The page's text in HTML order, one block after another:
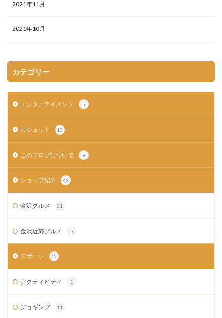
2021年11月
2021年10月
カテゴリー
エンターテイメント 5
ガジェット 10
このブログについて 9
ショップ紹介 42
金沢グルメ 31
金沢近郊グルメ 5
スポーツ 12
アクティビティ 1
ジョギング 11